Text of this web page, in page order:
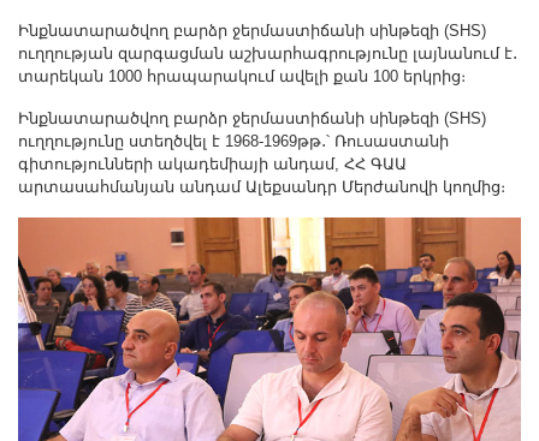
Ինքնատարածվող բարձր ջերմաստիճանի սինթեզի (SHS)
ուղղության զարգացման աշխարհագրությունը լայնանում է․
տարեկան 1000 հրապարակում ավելի քան 100 երկրից։
Ինքնատարածվող բարձր ջերմաստիճանի սինթեզի (SHS)
ուղղությունը ստեղծվել է 1968-1969թթ․՝ Ռուսաստանի
գիտությունների ակադեմիայի անդամ, ՀՀ ԳԱԱ
արտասահմանյան անդամ Ալեքսանդր Մերժանովի կողմից։